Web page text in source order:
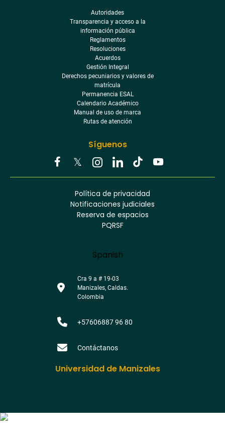
Síguenos
TwitterInstagramLinkedinTiktokYoutube
Autoridades
Transparencia y acceso a la
información pública
Reglamentos
Resoluciones
Acuerdos
Gestión Integral
Derechos pecuniarios y valores de
matrícula
Permanencia ESAL
Calendario Académico
Manual de uso de marca
Rutas de atención
Política de privacidad
Notificaciones judiciales
Reserva de espacios
PQRSF
Language
Spanish
Cra 9 a # 19-03
Manizales, Caldas.
Colombia
+57606887 96 80
Contáctanos
Universidad de Manizales